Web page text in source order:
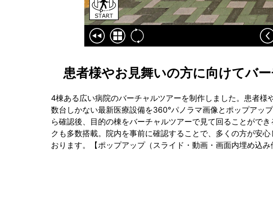
患者様やお見舞いの方に向けてバ
4棟ある広い病院のバーチャルツアーを制作しました。患者
数台しかない最新医療設備を360°パノラマ画像とポップアッ
ら確認後、目的の棟をバーチャルツアーで見て回ることがで
クも多数搭載。院内を事前に確認することで、多くの方が安
おります。【ポップアップ（スライド・動画・画面内埋め込